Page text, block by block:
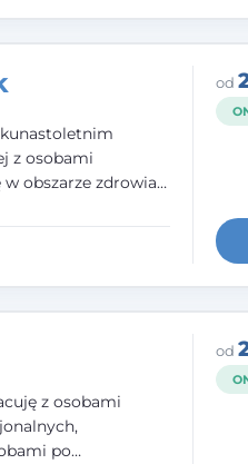
z osobami
obszarze zdrowia
i wypalenia
i angielskim, w
partnerstwie i
od
z osobami
po
od